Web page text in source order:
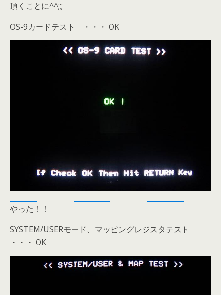
頂くことに^^;;;
OS-9カードテスト ・・・ OK
やった！！
SYSTEM/USERモード、マッピングレジスタテスト
・・・ OK